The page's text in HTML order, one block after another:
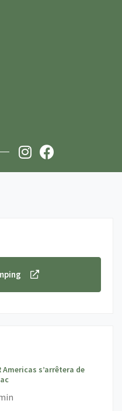
Americas s’arrêtera de
de lecture: